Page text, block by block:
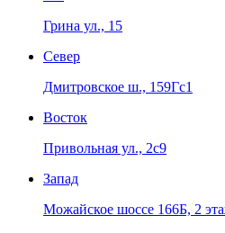
Грина ул., 15
Север
Дмитровское ш., 159Гс1
Восток
Привольная ул., 2с9
Запад
Можайское шоссе 166Б, 2